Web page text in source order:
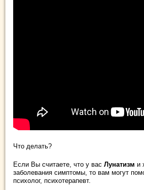
Что делать?
Если Вы считаете, что у вас Лунатизм и
заболевания симптомы, то вам могут
психолог, психотерапевт.